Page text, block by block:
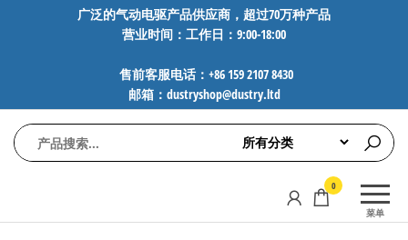
广泛的气动电驱产品供应商，超过70万种产品
营业时间：工作日：9:00-18:00
售前客服电话：+86 159 2107 8430
邮箱：dustryshop@dustry.ltd
动
FESTO、
菜单
0